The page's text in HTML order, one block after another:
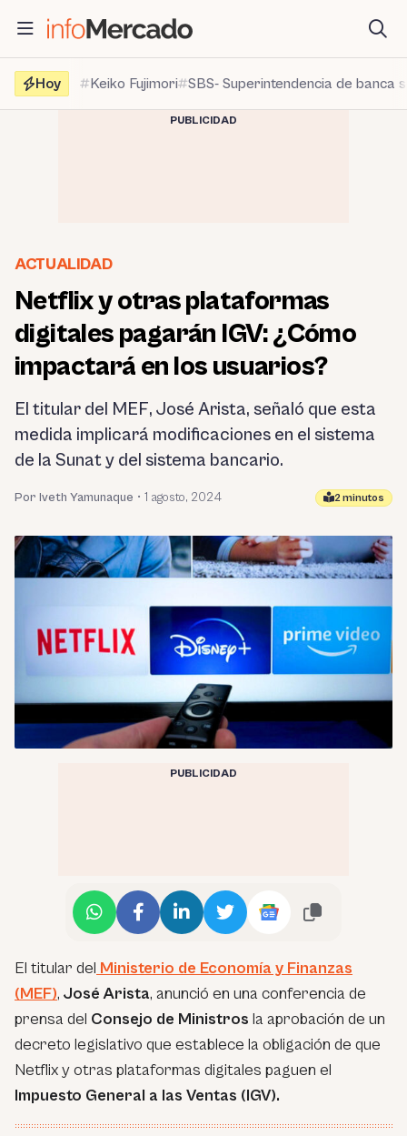
contenido
Hoy
Keiko Fujimori SBS- Superintendencia de banca
PUBLICIDAD
ACTUALIDAD
Netflix y otras plataformas
digitales pagarán IGV: ¿Cómo
impactará en los usuarios?
El titular del MEF, José Arista, señaló que esta
medida implicará modificaciones en el sistema
de la Sunat y del sistema bancario.
Por Iveth Yamunaque • 1 agosto, 2024 2 minutos
PUBLICIDAD
El titular del Ministerio de Economía y Finanzas
(MEF), José Arista, anunció en una conferencia de
prensa del Consejo de Ministros la aprobación de un
decreto legislativo que establece la obligación de que
Netflix y otras plataformas digitales paguen el
Impuesto General a las Ventas (IGV).